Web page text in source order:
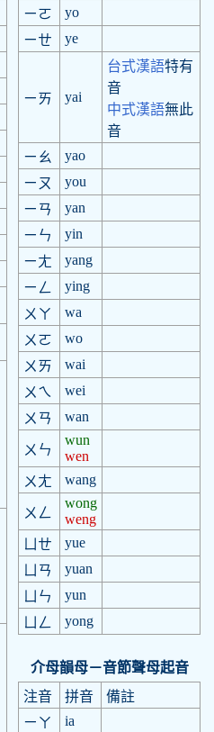
ㄧㄛ
yo
ㄧㄝ
ye
ㄧㄞ yai
台式漢語特有
音
中式漢語無此
音
ㄧㄠ
yao
ㄧㄡ
you
ㄧㄢ
yan
ㄧㄣ
yin
ㄧㄤ
yang
ㄧㄥ
ying
ㄨㄚ
wa
ㄨㄛ
wo
ㄨㄞ
wai
ㄨㄟ
wei
ㄨㄢ
wan
ㄨㄣ
wun
wen
ㄨㄤ
wang
ㄨㄥ
wong
weng
ㄩㄝ
yue
ㄩㄢ
yuan
ㄩㄣ
yun
ㄩㄥ
yong
介母韻母－音節聲母起音
注音
拼音
備註
ㄧㄚ
ia